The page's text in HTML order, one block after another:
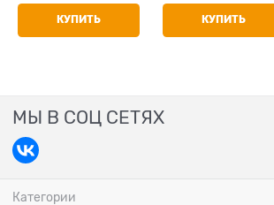
КУПИТЬ КУПИТЬ
МЫ В СОЦ СЕТЯХ
Категории